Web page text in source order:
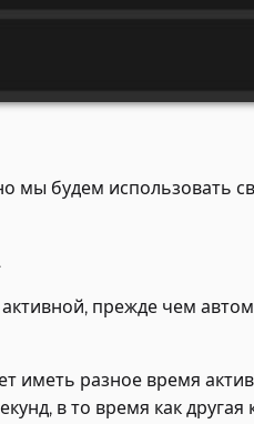
мы будем использовать
.
прежде чем
иметь разное время
в то время как другая